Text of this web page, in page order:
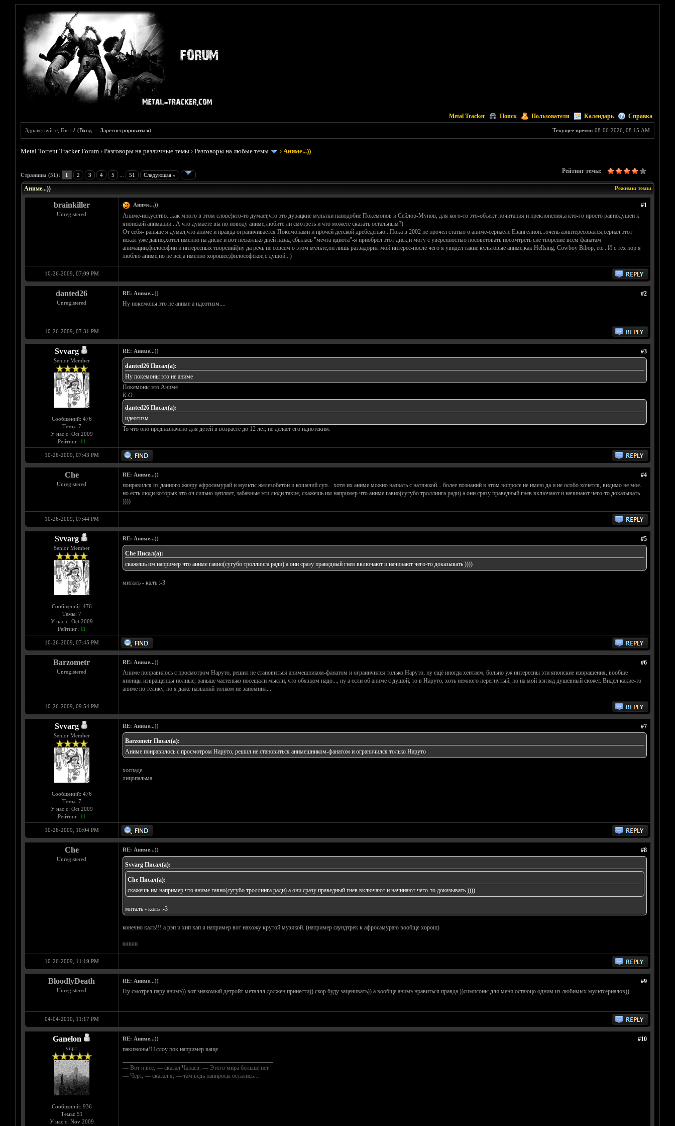
Metal Tracker Поиск Пользователи Календарь Справка
Текущее время: 08-06-2026, 08:15 AM
Здравствуйте, Гость! (Вход —Зарегистрироваться)
Metal Torrent Tracker Forum ›Разговоры на различные темы ›Разговоры на любые темы ›Аниме...))
Страницы (51): 1 2 3 4 5 51 Следующая »
Рейтинг темы:
Голосов: 5 - Средняя оценка: 3.8
1
2
3
4
5
Режимы темы
Аниме...))
brainkiller
Unregistered
#1
Аниме...))
Аниме-искусство...как много в этом слове)кто-то думает,что это дурацкие мультки наподобие Покемонов и Сейлор-Мунов, для кого-то это-объект почитания и преклонения,а кто-то просто равнодушен к
японской анимации...А что думаете вы по поводу аниме,любите ли смотреть и что можете сказать остальным?)
От себя- раньше я думал,что аниме и правда ограничивается Покемонами и прочей детской дребеденью...Пока в 2002 не прочёл статью о аниме-сериаеле Евангелион...очень азинтересовался,сериал этот
искал уже давно,хотел именно на диске и вот несколько дней назад сбылась "мечта идиота"-я приобрёл этот диск,и могу с уверенностью посоветовать посомтреть сие творение всем фанатам
анимации,философии и интересных творений)ну да речь не совсем о этом мульте,он лишь раззадорил мой интерес-после чего я увидел такие культовые аниме,как Hellsing, Cowboy Bibop, etc...И с тех пор я
люблю аниме,но не всё,а именно хорошее,философское,с душой...)
10-26-2009, 07:09 PM
danted26
Unregistered
#2
RE: Аниме...))
Ну покемоны это не аниме а идеотизм....
10-26-2009, 07:31 PM
Svvarg
Senior Member
Сообщений: 476
Темы: 7
У нас с: Oct 2009
Рейтинг: 11
#3
RE: Аниме...))
danted26 Писал(а):
Ну покемоны это не аниме
Покемоны это Аниме
К.О.
danted26 Писал(а):
идеотизм....
То что оно предназначено для детей в возрасте до 12 лет, не делает его идиотским.
10-26-2009, 07:43 PM
Che
Unregistered
#4
RE: Аниме...))
понравился из данного жанру афросамурай и мульты железобетон и кошачий суп... хотя их аниме можно назвать с натяжкой... более познаний в этом вопросе не имею да и не особо хочется, видимо не мое.
но есть люди которых это оч сильно цепляет, забавные эти люди такие, скажешь им например что аниме гавно(сугубо троллинга ради) а они сразу праведный гнев включают и начинают чего-то доказывать
))))
10-26-2009, 07:44 PM
Svvarg
Senior Member
Сообщений: 476
Темы: 7
У нас с: Oct 2009
Рейтинг: 11
#5
RE: Аниме...))
Che Писал(а):
скажешь им например что аниме гавно(сугубо троллинга ради) а они сразу праведный гнев включают и начинают чего-то доказывать ))))
миталъ - калъ :-3
10-26-2009, 07:45 PM
Barzometr
Unregistered
#6
RE: Аниме...))
Аниме понравилось с просмотром Наруто, решил не становиться анимешником-фанатом и ограничился только Наруто, ну ещё иногда хентаем, больно уж интересны эти японские извращения, вообще
японцы извращенцы полные, раньше частенько посещали мысли, что обязцом надо..., ну а если об аниме с душой, то в Наруто, хоть немного перегнутый, но на мой взгляд душевный сюжет. Видел какие-то
аниме по телику, но я даже названий толком не запомнил...
10-26-2009, 09:54 PM
Svvarg
Senior Member
Сообщений: 476
Темы: 7
У нас с: Oct 2009
Рейтинг: 11
#7
RE: Аниме...))
Barzometr Писал(а):
Аниме понравилось с просмотром Наруто, решил не становиться анимешником-фанатом и ограничился только Наруто
хоспаде.
лицопальма
10-26-2009, 10:04 PM
Che
Unregistered
#8
RE: Аниме...))
Svvarg Писал(а):
Che Писал(а):
скажешь им например что аниме гавно(сугубо троллинга ради) а они сразу праведный гнев включают и начинают чего-то доказывать ))))
миталъ - калъ :-3
конечно калъ!!! а рэп и хип хап я например вот нахожу крутой музякой. (например саундтрек к афросамураю вообще хорош)
ололо
10-26-2009, 11:19 PM
BloodlyDeath
Unregistered
#9
RE: Аниме...))
Ну смотрел пару анимэ)) вот знакомый детройт металлл должен принести)) скор буду заценивать)) а вообще анимэ нравиться правда ))симпсоны для меня остаюцо одним из любимых мультсериалов))
04-04-2010, 11:17 PM
Ganelon
упрт
Сообщений: 936
Темы: 51
У нас с: Nov 2009
#10
RE: Аниме...))
пакимоны!11слоу пок например ваще
— Вот и все, — сказал Чапаев, — Этого мира больше нет.
— Черт, — сказал я, — там ведь папиросы остались…